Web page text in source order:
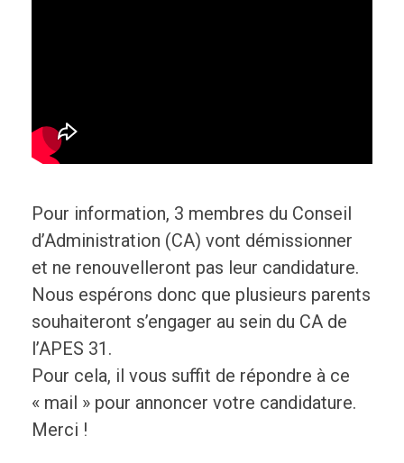
Pour information, 3 membres du Conseil
d’Administration (CA) vont démissionner
et ne renouvelleront pas leur candidature.
Nous espérons donc que plusieurs parents
souhaiteront s’engager au sein du CA de
l’APES 31.
Pour cela, il vous suffit de répondre à ce
« mail » pour annoncer votre candidature.
Merci !